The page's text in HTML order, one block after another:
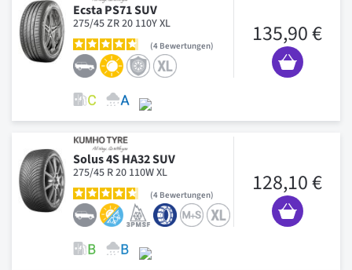
Ecsta PS71 SUV
275/45 ZR 20 110Y XL
4 Bewertungen 135,90 €
Solus 4S HA32 SUV
275/45 R 20 110W XL
4 Bewertungen 128,10 €